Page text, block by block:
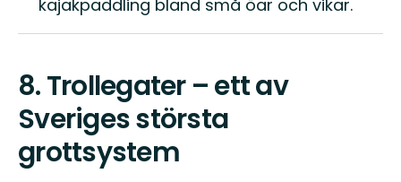
kajakpaddling bland små öar och vikar.
8.Trollegater – ett av
Sveriges största
grottsystem